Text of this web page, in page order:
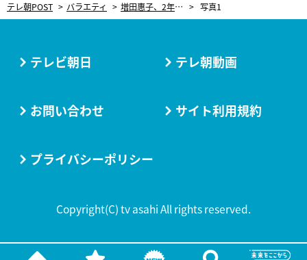
テレ朝POST バラエティ 増田惠子、2年前に夫がすい臓がんに 余命を受け入れ…夫は最期まで笑顔で暮らす 写真1
テレビ朝日 テレ朝動画
お問い合わせ サイト利用規約
プライバシーポリシー
Copyright(C) tv asahi All rights reserved.